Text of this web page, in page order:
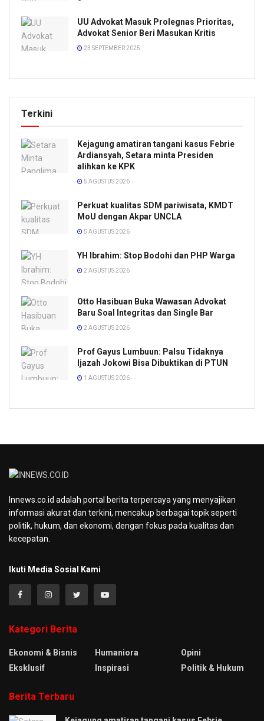
UU Advokat Masuk Prolegnas Prioritas,
Advokat Senior Beri Masukan Kritis
23 SEPTEMBER 2025
Terkini
Kejagung amatiran tangani kasus Febrie
Ardiansyah, Setara minta Presiden
alihkan ke KPK
5 AGUSTUS 2026
Perkuat kualitas SDM pariwisata, KMDT
MoU dengan Akpar UNCLA
5 AGUSTUS 2026
YH Ibrahim: Stop Bodohi dan PHP Warga
2 AGUSTUS 2026
Otto Hasibuan Buka Wawasan Advokat
Baru Soal Integritas dan Single Bar
2 AGUSTUS 2026
Prof Gayus Lumbuun: Palsu Tidaknya
Ijazah Jokowi Bisa Dibuktikan di PTUN
1 AGUSTUS 2026
Innews.co.id adalah portal berita terpercaya yang menyajikan
informasi akurat dan terkini, mencakup berbagai topik seperti
politik, hukum, dan ekonomi, dengan fokus pada kualitas dan
kecepatan.
Ikuti Media Sosial Kami
Kategori Berita
Ekonomi & Bisnis
Eksklusif
Humaniora
Inspirasi
Opini
Politik & Hukum
Berita Terbaru